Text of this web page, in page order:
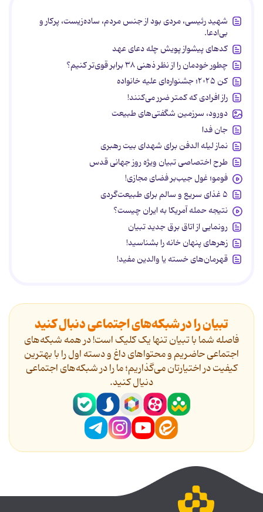
شهید رئیسی، مردی بود از جنس مردم، ساده‌زیست، پرکار و
بی‌ادعا.
کدهای پیشواز پویش چله دعای عهد
چطور خودمان را از نظر ذهنی ۳۸ برابر قوی‌تر کنیم؟
کن ۲۰۲۵؛ جشنواره‌ای علیه خانواده
راز افرادی که کمتر ضرر می‌کنند!
دورود، سرزمین شگفتی‌های طبیعت
جان فدا
نماز لیله الدفن برای شهدای بیت رهبری
طرح اختصاصی تبیان ویژه روز جهانی قدس
فومو؛ غول جیب‌بر فضای مجازی!
۵ غذای سریع و سالم برای طبیعت‌گردی
نتیجه حمله آمریکا به ایران چیست؟
رونمایی از اتاق برق جدید تبیان
زهرهای پنهان خانه را بشناسید!
قهرمان‌های خسته یا والدین مفید!
تبیان را در شبکه‌های اجتماعی دنبال کنید
فاصله شما با تبیان تنها یک کلیک است! در همه شبکه‌های
اجتماعی حاضریم و محتواهای داغ و دسته اول را با بهترین
کیفیت در اختیارتان می‌گذاریم؛ ما را در شبکه‌های اجتماعی
دنیال کنید.